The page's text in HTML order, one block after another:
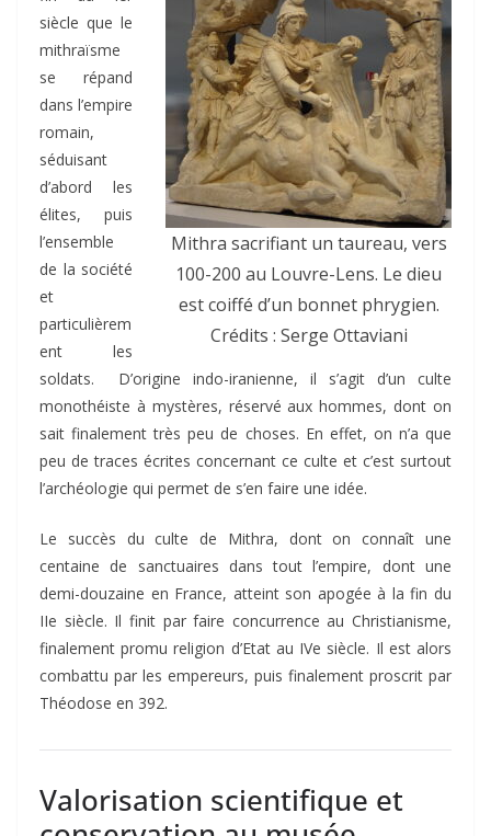
Mithra sacrifiant un taureau, vers
100-200 au Louvre-Lens. Le dieu
est coiffé d’un bonnet phrygien.
Crédits : Serge Ottaviani
siècle que le
mithraïsme
se répand
dans l’empire
romain,
séduisant
d’abord les
élites, puis
l’ensemble
de la société
et
particulièrem
ent les
soldats. D’origine indo-iranienne, il s’agit d’un culte
monothéiste à mystères, réservé aux hommes, dont on
sait finalement très peu de choses. En effet, on n’a que
peu de traces écrites concernant ce culte et c’est surtout
l’archéologie qui permet de s’en faire une idée.
Le succès du culte de Mithra, dont on connaît une
centaine de sanctuaires dans tout l’empire, dont une
demi-douzaine en France, atteint son apogée à la fin du
IIe siècle. Il finit par faire concurrence au Christianisme,
finalement promu religion d’Etat au IVe siècle. Il est alors
combattu par les empereurs, puis finalement proscrit par
Théodose en 392.
Valorisation scientifique et